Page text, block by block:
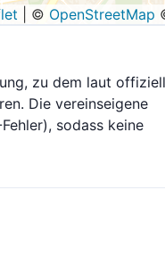
© OpenStreetMap
zu dem laut
Die vereinseigene
sodass keine